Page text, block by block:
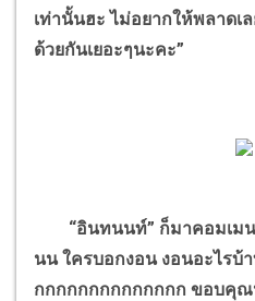
เท่านั้นฮะ ไม่อยากให้พลาดเ
ด้วยกันเยอะๆนะคะ”
“อินทนนท์” ก็มาคอมเมน
นน ใครบอกงอน งอนอะไรบ้
กกกกกกกกกกกกกก ขอบคุณ